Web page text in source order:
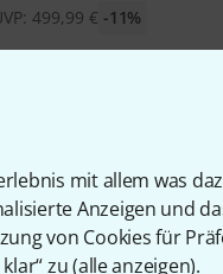
mit allem was
Anzeigen und
von Cookies für
zu (alle anzeigen).
499,99 € -11%